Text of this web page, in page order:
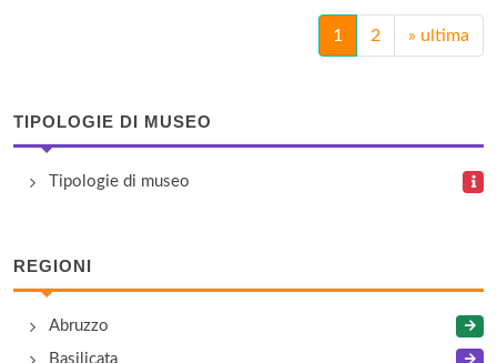
1 2 » ultima
TIPOLOGIE DI MUSEO
Tipologie di museo
REGIONI
Abruzzo
Basilicata